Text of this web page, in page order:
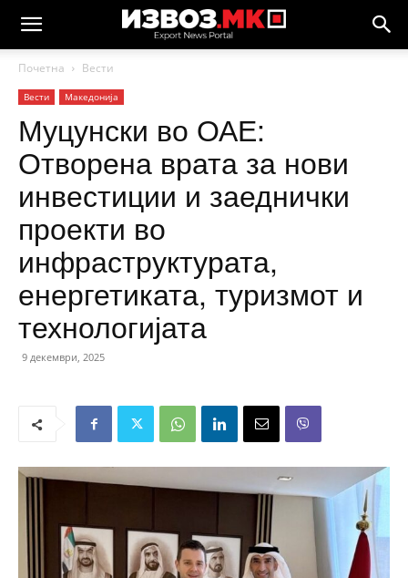
Почетна Вести
Вести Македонија
Муцунски во ОАЕ:
Отворена врата за нови
инвестиции и заеднички
проекти во
инфраструктурата,
енергетиката, туризмот и
технологијата
9 декември, 2025